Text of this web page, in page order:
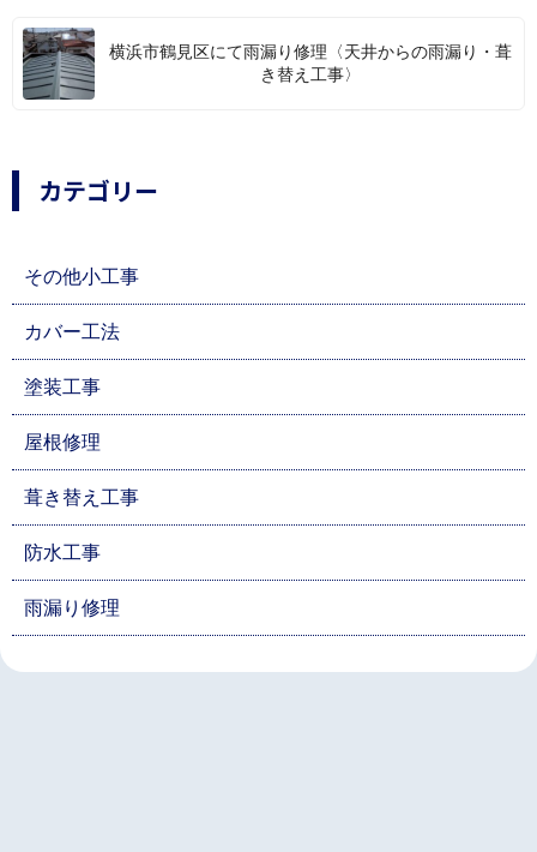
横浜市鶴見区にて雨漏り修理〈天井からの雨漏り・葺
き替え工事〉
カテゴリー
その他小工事
カバー工法
塗装工事
屋根修理
葺き替え工事
防水工事
雨漏り修理